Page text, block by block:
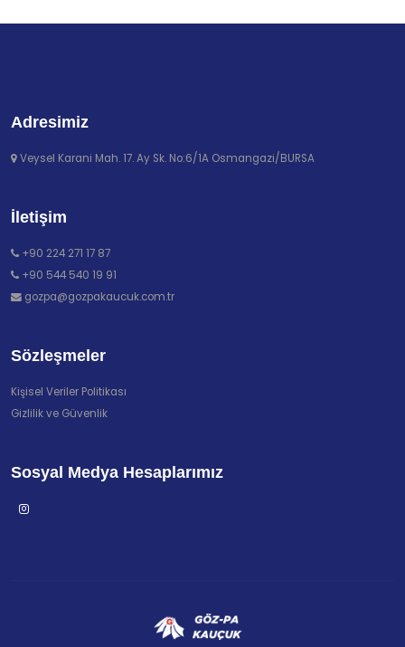
Adresimiz
Veysel Karani Mah. 17. Ay Sk. No:6/1A Osmangazi/BURSA
İletişim
+90 224 271 17 87
+90 544 540 19 91
gozpa@gozpakaucuk.com.tr
Sözleşmeler
Kişisel Veriler Politikası
Gizlilik ve Güvenlik
Sosyal Medya Hesaplarımız